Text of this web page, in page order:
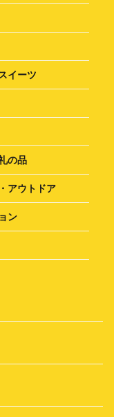
イーツ
の品
アウトドア
ン